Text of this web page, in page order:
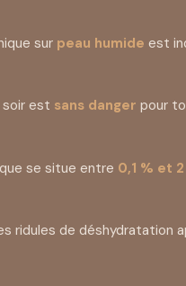
sur peau humide est
est sans danger pour
se situe entre 0,1 % et
ridules de déshydratation